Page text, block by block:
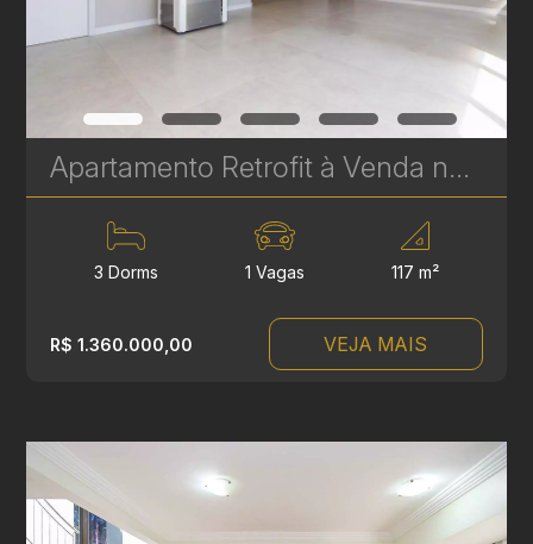
Apartamento Retrofit à Venda no Batel – Edifício Cristina - 3 Quartos | Ref 1732
3 Dorms 1 Vagas 117 m²
R$ 1.360.000,00 VEJA MAIS